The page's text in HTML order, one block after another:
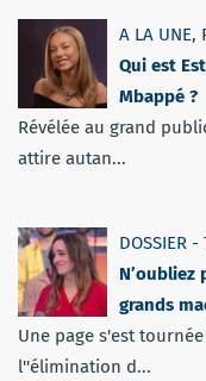
A LA UNE,
Qui est
Mbappé ?
Révélée au grand
attire autan...
DOSSIER -
N’oubliez
grands
Une page s'est
l''élimination d...